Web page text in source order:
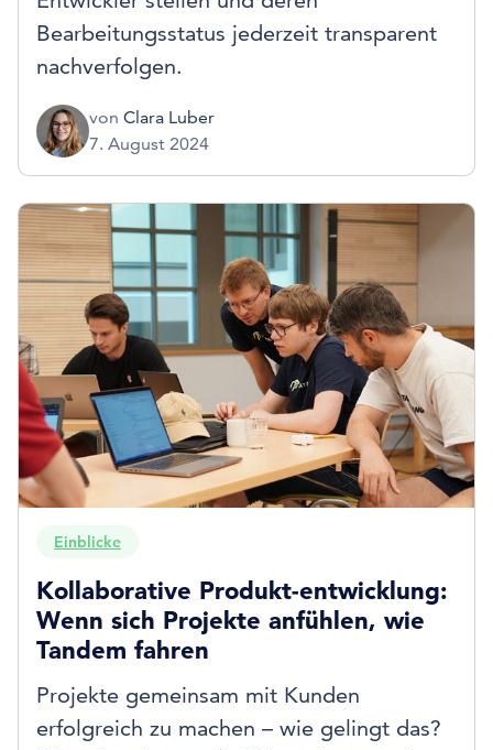
Bearbeitungsstatus jederzeit transparent
nachverfolgen.
von Clara Luber
7. August 2024
Einblicke
Kollaborative Produkt-entwicklung:
Wenn sich Projekte anfühlen, wie
Tandem fahren
Projekte gemeinsam mit Kunden
erfolgreich zu machen – wie gelingt das?